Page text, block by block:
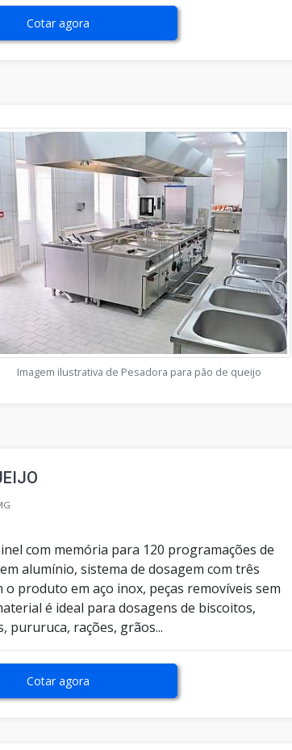
Cotar agora
Imagem ilustrativa de Pesadora para pão de queijo
com memória para 120 programações de
alumínio, sistema de dosagem com três
produto em aço inox, peças removíveis sem
é ideal para dosagens de biscoitos,
pururuca, rações, grãos...
Cotar agora